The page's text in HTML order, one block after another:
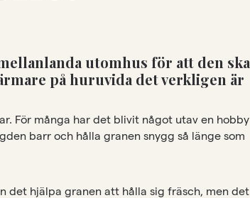
utomhus för att den ska
på huruvida det verkligen är
För många har det blivit något utav en hobby
barr och hålla granen snygg så länge som
det hjälpa granen att hålla sig fräsch, men det